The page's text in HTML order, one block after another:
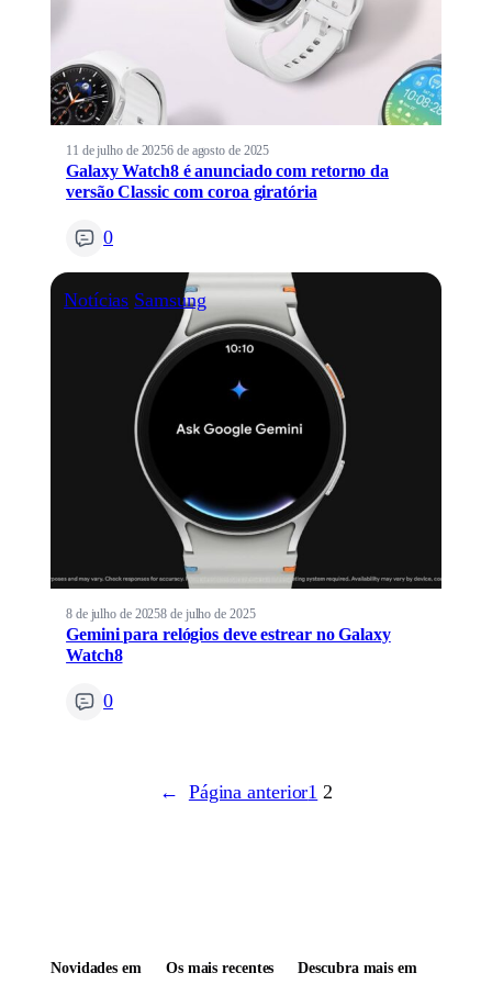
11 de julho de 20256 de agosto de 2025
Galaxy Watch8 é anunciado com retorno da
versão Classic com coroa giratória
0
Notícias Samsung
8 de julho de 20258 de julho de 2025
Gemini para relógios deve estrear no Galaxy
Watch8
0
← Página anterior1 2
Novidades em Os mais recentes Descubra mais em